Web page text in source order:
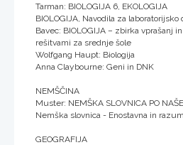
Tarman: BIOLOGIJA 6, EKOLOGIJA
BIOLOGIJA, Navodila za laboratorijsko
Bavec: BIOLOGIJA – zbirka vprašanj
rešitvami za srednje šole
Wolfgang Haupt: Biologija
Anna Claybourne: Geni in DNK
NEMŠČINA
Muster: NEMŠKA SLOVNICA PO
Nemška slovnica - Enostavna in
GEOGRAFIJA